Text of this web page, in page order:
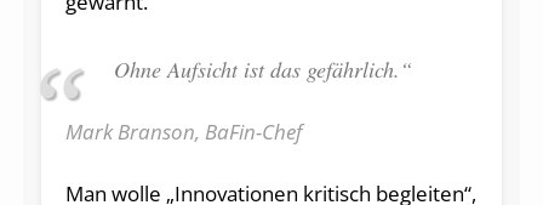
Ohne Aufsicht ist das gefährlich.“
Mark Branson, BaFin-Chef
Man wolle „Innovationen kritisch begleiten“,